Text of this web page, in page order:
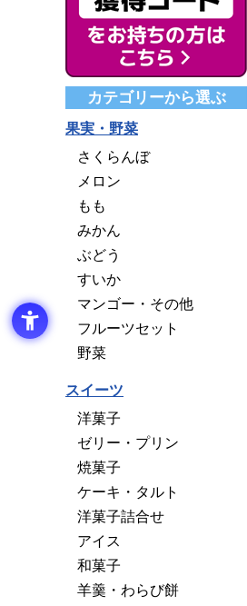
カテゴリーから選ぶ
果実・野菜
さくらんぼ
メロン
もも
みかん
ぶどう
すいか
マンゴー・その他
フルーツセット
野菜
スイーツ
洋菓子
ゼリー・プリン
焼菓子
ケーキ・タルト
洋菓子詰合せ
アイス
和菓子
羊羹・わらび餅